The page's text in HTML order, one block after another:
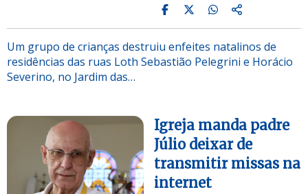
Um grupo de crianças destruiu enfeites natalinos de
residências das ruas Loth Sebastião Pelegrini e Horácio
Severino, no Jardim das…
Igreja manda padre
Júlio deixar de
transmitir missas na
internet